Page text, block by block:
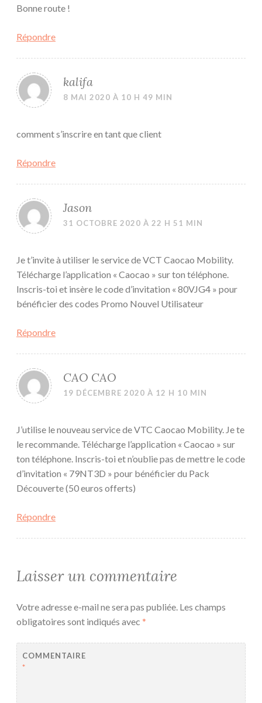
Bonne route !
Répondre
kalifa
8 MAI 2020 À 10 H 49 MIN
comment s’inscrire en tant que client
Répondre
Jason
31 OCTOBRE 2020 À 22 H 51 MIN
Je t’invite à utiliser le service de VCT Caocao Mobility.
Télécharge l’application « Caocao » sur ton téléphone.
Inscris-toi et insère le code d’invitation « 80VJG4 » pour
bénéficier des codes Promo Nouvel Utilisateur
Répondre
CAO CAO
19 DÉCEMBRE 2020 À 12 H 10 MIN
J’utilise le nouveau service de VTC Caocao Mobility. Je te
le recommande. Télécharge l’application « Caocao » sur
ton téléphone. Inscris-toi et n’oublie pas de mettre le code
d’invitation « 79NT3D » pour bénéficier du Pack
Découverte (50 euros offerts)
Répondre
Laisser un commentaire
Votre adresse e-mail ne sera pas publiée. Les champs
obligatoires sont indiqués avec *
COMMENTAIRE
*